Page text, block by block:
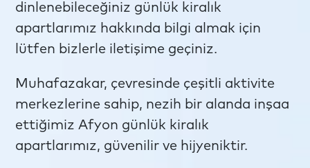
dinlenebileceğiniz günlük kiralık
apartlarımız hakkında bilgi almak için
lütfen bizlerle iletişime geçiniz.
Muhafazakar, çevresinde çeşitli aktivite
merkezlerine sahip, nezih bir alanda inşaa
ettiğimiz Afyon günlük kiralık
apartlarımız, güvenilir ve hijyeniktir.